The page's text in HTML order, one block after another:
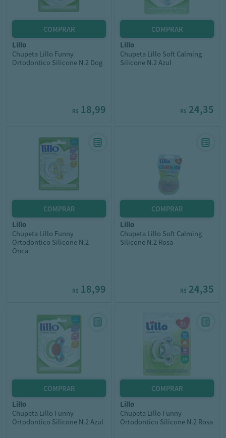
lillo
Chupeta Lillo Funny
Ortodontico Silicone N.2 Dog
R$ 18,99
lillo
Chupeta Lillo Soft Calming
Silicone N.2 Azul
R$ 24,35
lillo
Chupeta Lillo Funny
Ortodontico Silicone N.2
Onca
R$ 18,99
lillo
Chupeta Lillo Soft Calming
Silicone N.2 Rosa
R$ 24,35
lillo
Chupeta Lillo Funny
Ortodontico Silicone N.2 Azul
lillo
Chupeta Lillo Funny
Ortodontico Silicone N.2 Rosa